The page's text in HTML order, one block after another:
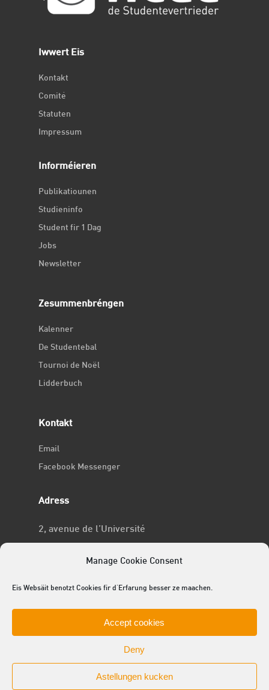
Manage Cookie Consent
Eis Websäit benotzt Cookies fir d'Erfarung besser ze maachen.
Accept cookies
Deny
Astellungen kucken
Iwwert Eis
Kontakt
Comité
Statuten
Impressum
Informéieren
Publikatiounen
Studieninfo
Student fir 1 Dag
Jobs
Newsletter
Zesummenbréngen
Kalenner
De Studentebal
Tournoi de Noël
Lidderbuch
Kontakt
Email
Facebook Messenger
Adress
2, avenue de l’Université
No RCSL
© 2025 ACEL - de Studentevertrieder